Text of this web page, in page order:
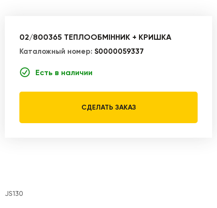
02/800365 ТЕПЛООБМІННИК + КРИШКА
Каталожный номер: S0000059337
Есть в наличии
СДЕЛАТЬ ЗАКАЗ
JS130